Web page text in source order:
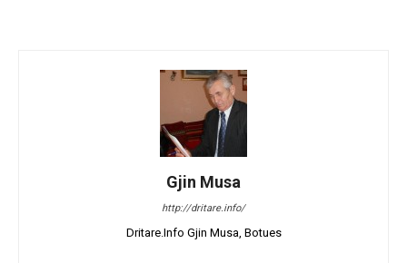
Gjin Musa
http://dritare.info/
Dritare.Info Gjin Musa, Botues